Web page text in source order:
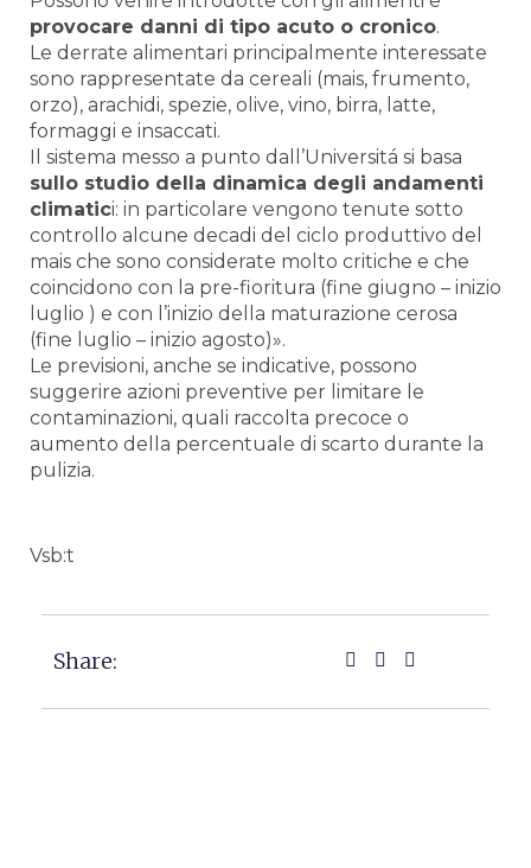
provocare danni di tipo acuto o cronico.
Le derrate alimentari principalmente interessate
sono rappresentate da cereali (mais, frumento,
orzo), arachidi, spezie, olive, vino, birra, latte,
formaggi e insaccati.
Il sistema messo a punto dall’Universitá si basa
sullo studio della dinamica degli andamenti
climatici: in particolare vengono tenute sotto
controllo alcune decadi del ciclo produttivo del
mais che sono considerate molto critiche e che
coincidono con la pre-fioritura (fine giugno – inizio
luglio ) e con l’inizio della maturazione cerosa
(fine luglio – inizio agosto)».
Le previsioni, anche se indicative, possono
suggerire azioni preventive per limitare le
contaminazioni, quali raccolta precoce o
aumento della percentuale di scarto durante la
pulizia.
Vsb:t
Share: